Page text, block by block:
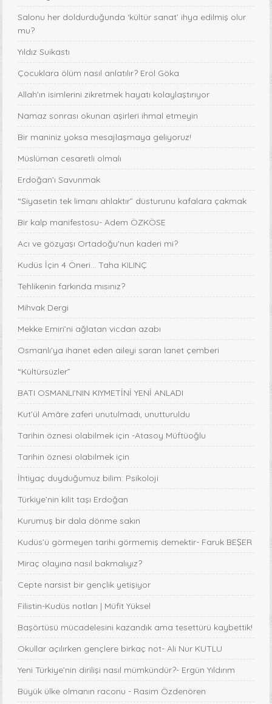
Salonu her doldurduğunda ‘kültür sanat’ ihya edilmiş olur
mu?
Yıldız Suikastı
Çocuklara ölüm nasıl anlatılır? Erol Göka
Allah'ın isimlerini zikretmek hayatı kolaylaştırıyor
Namaz sonrası okunan aşirleri ihmal etmeyin
Bir maniniz yoksa mesajlaşmaya geliyoruz!
Müslüman cesaretli olmalı
Erdoğan'ı Savunmak
“Siyasetin tek limanı ahlaktır” düsturunu kafalara çakmak
Bir kalp manifestosu- Adem ÖZKÖSE
Acı ve gözyaşı Ortadoğu'nun kaderi mi?
Kudüs İçin 4 Öneri... Taha KILINÇ
Tehlikenin farkında mısınız?
Mihvak Dergi
Mekke Emiri’ni ağlatan vicdan azabı
Osmanlı'ya ihanet eden aileyi saran lanet çemberi
“Kültürsüzler”
BATI OSMANLI’NIN KIYMETİNİ YENİ ANLADI
Kut’ül Amâre zaferi unutulmadı, unutturuldu
Tarihin öznesi olabilmek için -Atasoy Müftüoğlu
Tarihin öznesi olabilmek için
İhtiyaç duyduğumuz bilim: Psikoloji
Türkiye’nin kilit taşı Erdoğan
Kurumuş bir dala dönme sakın
Kudüs’ü görmeyen tarihi görmemiş demektir- Faruk BEŞER
Miraç olayına nasıl bakmalıyız?
Cepte narsist bir gençlik yetişiyor
Filistin-Kudüs notları | Müfit Yüksel
Başörtüsü mücadelesini kazandık ama tesettürü kaybettik!
Okullar açılırken gençlere birkaç not- Ali Nur KUTLU
Yeni Türkiye’nin dirilişi nasıl mümkündür?- Ergün Yıldırım
Büyük ülke olmanın raconu - Rasim Özdenören